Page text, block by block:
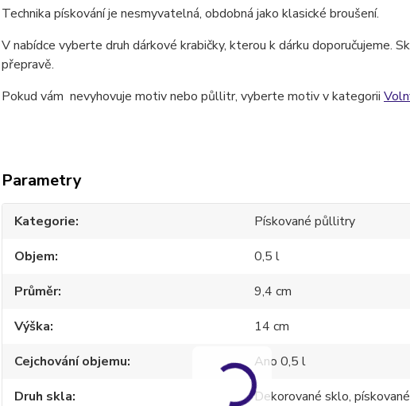
Technika pískování je nesmyvatelná, obdobná jako klasické broušení.
V nabídce vyberte druh dárkové krabičky, kterou k dárku doporučujeme.
přepravě.
Pokud vám nevyhovuje motiv nebo půllitr, vyberte motiv v kategorii
Parametry
Kategorie
Pískované půllitry
Objem
0,5 l
Průměr
9,4 cm
Výška
14 cm
Cejchování objemu
Ano 0,5 l
Druh skla
Dekorované sklo,